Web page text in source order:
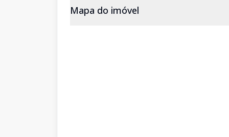
Mapa do imóvel